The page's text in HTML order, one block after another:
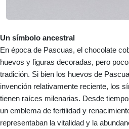
Un símbolo ancestral
En época de Pascuas, el chocolate
huevos y figuras decoradas, pero
tradición. Si bien los huevos de
invención relativamente reciente, los
tienen raíces milenarias. Desde
un emblema de fertilidad y
representaban la vitalidad y la